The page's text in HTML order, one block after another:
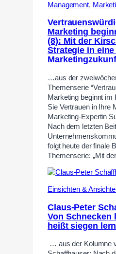
Management,
Marketing
(8): Mit der
Strategie in
…aus der
Themenserie
Marketing beginnt im
Sie Vertrauen in Ihre
Marketing-Expertin
Nach dem letzten
folgt heute der finale
Themenserie: „Mit
Einsichten &
Claus-Peter
Von Schnecken
heißt siegen
… aus der Kolumne